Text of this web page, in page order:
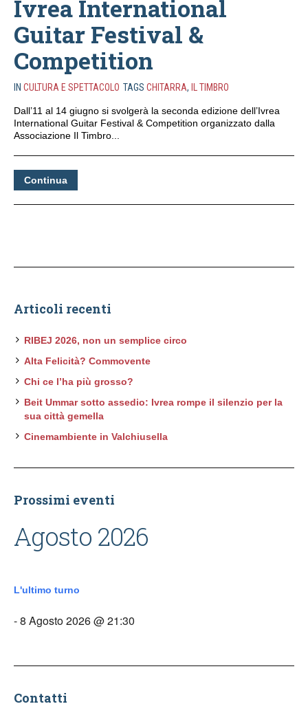
Ivrea International
Guitar Festival &
Competition
IN CULTURA E SPETTACOLO TAGS CHITARRA, IL TIMBRO
Dall’11 al 14 giugno si svolgerà la seconda edizione dell’Ivrea
International Guitar Festival & Competition organizzato dalla
Associazione Il Timbro...
Continua
Articoli recenti
RIBEJ 2026, non un semplice circo
Alta Felicità? Commovente
Chi ce l’ha più grosso?
Beit Ummar sotto assedio: Ivrea rompe il silenzio per la
sua città gemella
Cinemambiente in Valchiusella
Prossimi eventi
Agosto 2026
L'ultimo turno
- 8 Agosto 2026 @ 21:30
Contatti